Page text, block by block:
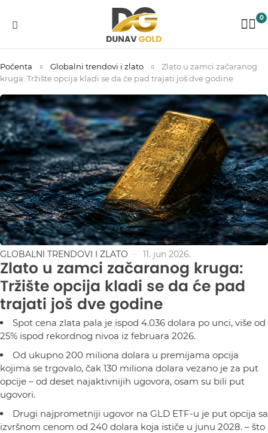
0
Počenta Globalni trendovi i zlato
Zlato u zamci začaranog
kruga: Tržište opcija kladi se da će pad trajati još dve godine
GLOBALNI TRENDOVI I ZLATO 11. jun 2026.
Zlato u zamci začaranog kruga:
Tržište opcija kladi se da će pad
trajati još dve godine
Spot cena zlata pala je ispod 4.036 dolara po unci, više od
25% ispod rekordnog nivoa iz februara 2026.
Od ukupno 200 miliona dolara u premijama opcija
kojima se trgovalo, čak 130 miliona dolara vezano je za put
opcije – od deset najaktivnijih ugovora, osam su bili put
ugovori.
Drugi najprometniji ugovor na GLD ETF-u je put opcija sa
izvršnom cenom od 240 dolara koja ističe u junu 2028. – što